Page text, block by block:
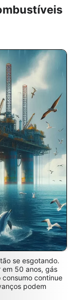
se esgotando.
50 anos, gás
continue
podem